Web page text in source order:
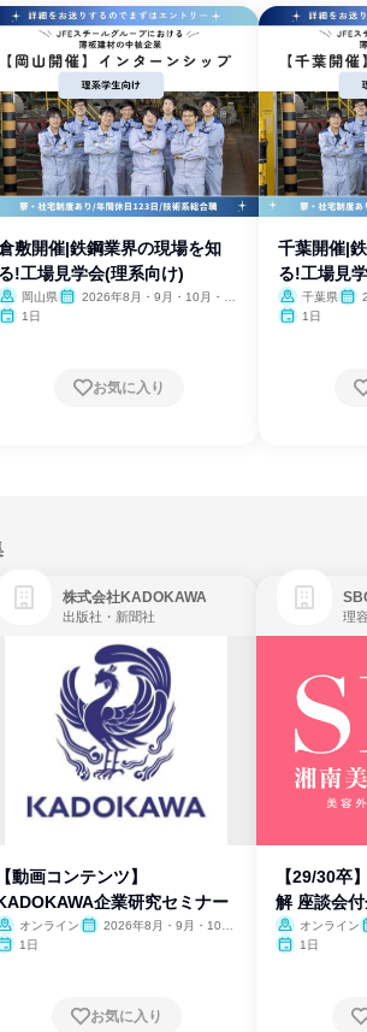
敷開催|鉄鋼業界の現場を知
る!工場見学会(理系向け)
岡山県
2026年8月・9月・10月・11
1日
お気に入り
千葉開催|
る!工場見
千葉県
1日
株式会社KADOKAWA
出版社・新聞社
【動画コンテンツ】
企業研究セミナー
オンライン
2026年8月・9月・10
1日
お気に入り
【29/30卒
解 座談会
オンライン
1日